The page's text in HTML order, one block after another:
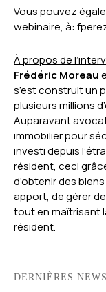
Vous pouvez
webinaire, à:
À propos de
Frédéric Moreau
s’est construit un
plusieurs millions
Auparavant
immobilier pour
investi depuis
résident, ceci
d’obtenir des
apport, de gérer
tout en maîtrisant
résident.
DERNIÈRES NEWS